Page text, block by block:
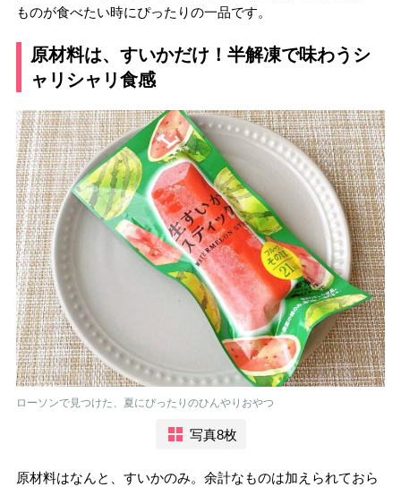
ものが食べたい時にぴったりの一品です。
原材料は、すいかだけ！半解凍で味わうシ
ャリシャリ食感
ローソンで見つけた、夏にぴったりのひんやりおやつ
写真8枚
原材料はなんと、すいかのみ。余計なものは加えられておら